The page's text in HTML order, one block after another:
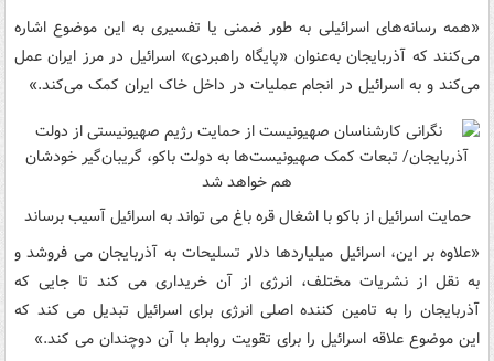
«همه رسانه‌های اسرائیلی به طور ضمنی یا تفسیری به این موضوع اشاره
می‌کنند که آذربایجان به‌عنوان «پایگاه راهبردی» اسرائیل در مرز ایران عمل
می‌کند و به اسرائیل در انجام عملیات در داخل خاک ایران کمک می‌کند.»
حمایت اسرائیل از باکو با اشغال قره باغ می تواند به اسرائیل آسیب برساند
«علاوه بر این، اسرائیل میلیاردها دلار تسلیحات به آذربایجان می فروشد و
به نقل از نشریات مختلف، انرژی از آن خریداری می کند تا جایی که
آذربایجان را به تامین کننده اصلی انرژی برای اسرائیل تبدیل می کند که
این موضوع علاقه اسرائیل را برای تقویت روابط با آن دوچندان می کند.»